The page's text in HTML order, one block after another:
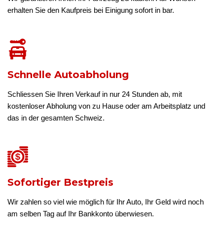
erhalten Sie den Kaufpreis bei Einigung sofort in bar.
Schnelle Autoabholung
Schliessen Sie Ihren Verkauf in nur 24 Stunden ab, mit
kostenloser Abholung von zu Hause oder am Arbeitsplatz und
das in der gesamten Schweiz.
Sofortiger Bestpreis
Wir zahlen so viel wie möglich für Ihr Auto, Ihr Geld wird noch
am selben Tag auf Ihr Bankkonto überwiesen.